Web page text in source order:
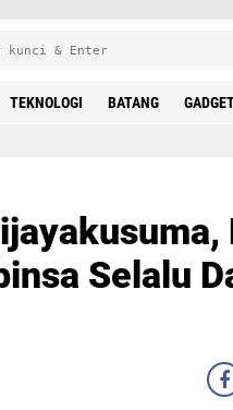
TEKNOLOGI BATANG
Selalu